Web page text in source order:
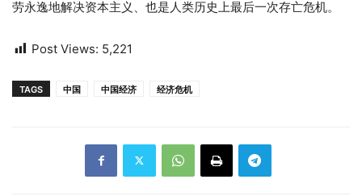
劳永逸地解决资本主义、也是人类历史上最后一次存亡危机。
Post Views: 5,221
TAGS 中国 中国经济 经济危机